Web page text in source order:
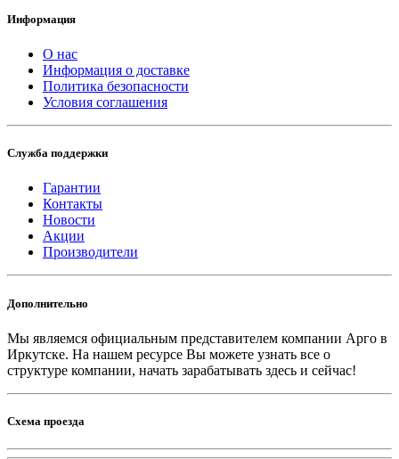
Информация
О нас
Информация о доставке
Политика безопасности
Условия соглашения
Служба поддержки
Гарантии
Контакты
Новости
Акции
Производители
Дополнительно
Мы являемся официальным представителем компании Арго в
Иркутске. На нашем ресурсе Вы можете узнать все о
структуре компании, начать зарабатывать здесь и сейчас!
Схема проезда